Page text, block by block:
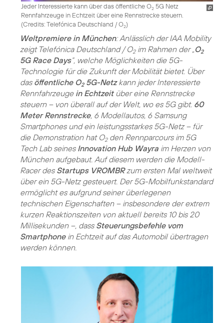
Jeder Interessierte kann über das öffentliche O2 5G Netz
Rennfahrzeuge in Echtzeit über eine Rennstrecke steuern.
(Credits: Telefónica Deutschland / O2)
Weltpremiere in München: Anlässlich der IAA Mobility
zeigt Telefónica Deutschland / O2im Rahmen der „ O2
5G Race Days“, welche Möglichkeiten die 5G-
Technologie für die Zukunft der Mobilität bietet. Über
das öffentliche O25G-Netzkann jeder Interessierte
Rennfahrzeuge in Echtzeitüber eine Rennstrecke
steuern – von überall auf der Welt, wo es 5G gibt. 60
Meter Rennstrecke, 6 Modellautos, 6 Samsung
Smartphones und ein leistungsstarkes 5G-Netz – für
die Demonstration hat O2den Rennparcours im 5G
Tech Lab seines Innovation Hub Wayra im Herzen von
München aufgebaut. Auf diesem werden die Modell-
Racer des Startups VROMBRzum ersten Mal weltweit
über ein 5G-Netz gesteuert. Der 5G-Mobilfunkstandard
ermöglicht es aufgrund seiner überlegenen
technischen Eigenschaften – insbesondere der extrem
kurzen Reaktionszeiten von aktuell bereits 10 bis 20
Millisekunden –, dass Steuerungsbefehle vom
Smartphonein Echtzeit auf das Automobil übertragen
werden können.